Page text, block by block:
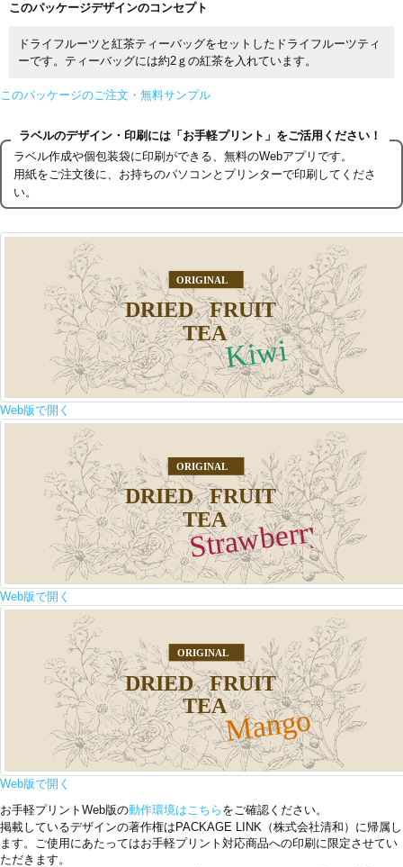
このパッケージデザインのコンセプト
ドライフルーツと紅茶ティーバッグをセットしたドライフルーツティ
ーです。ティーバッグには約2ｇの紅茶を入れています。
このパッケージのご注文・無料サンプル
ラベルのデザイン・印刷には「お手軽プリント」をご活用ください！
ラベル作成や個包装袋に印刷ができる、無料のWebアプリです。
用紙をご注文後に、お持ちのパソコンとプリンターで印刷してくださ
い。
Web版で開く
Web版で開く
Web版で開く
お手軽プリントWeb版の動作環境はこちら をご確認ください。
掲載しているデザインの著作権はPACKAGE LINK（株式会社清和）に帰属し
ます。ご使用にあたってはお手軽プリント対応商品への印刷に限定させてい
ただきます。